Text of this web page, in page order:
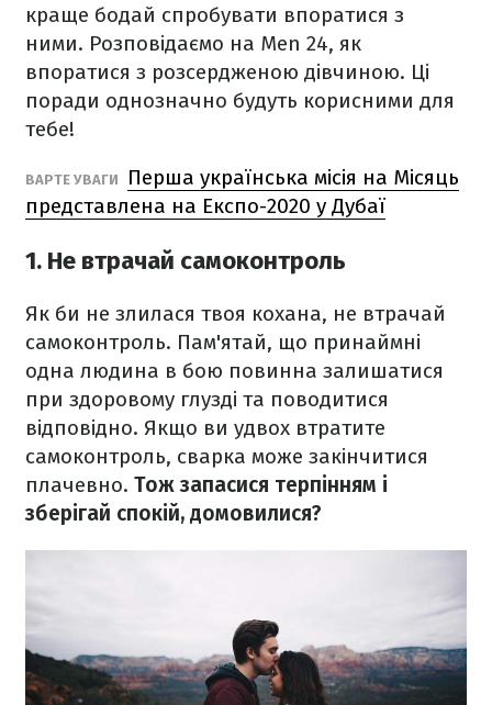
краще бодай спробувати впоратися з
ними. Розповідаємо на Men 24, як
впоратися з розсердженою дівчиною. Ці
поради однозначно будуть корисними для
тебе!
ВАРТЕ УВАГИ
Перша українська місія на Місяць
представлена на Експо-2020 у Дубаї
1. Не втрачай самоконтроль
Як би не злилася твоя кохана, не втрачай
самоконтроль. Пам'ятай, що принаймні
одна людина в бою повинна залишатися
при здоровому глузді та поводитися
відповідно. Якщо ви удвох втратите
самоконтроль, сварка може закінчитися
плачевно. Тож запасися терпінням і
зберігай спокій, домовилися?